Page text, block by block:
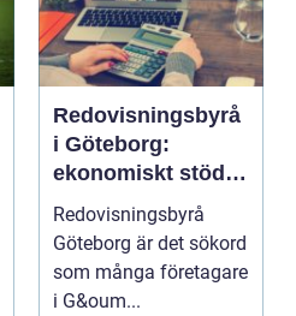
Redovisningsbyrå
i Göteborg:
ekonomiskt stöd
för ditt företag
Redovisningsbyrå
Göteborg är det sökord
som många företagare
i G&oum...